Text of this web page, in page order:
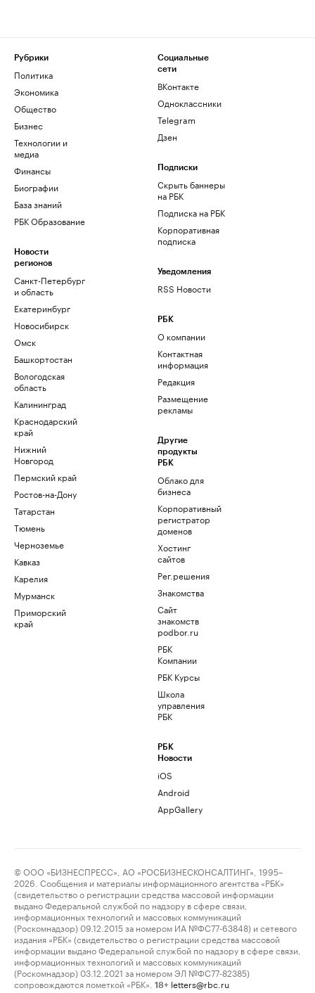
Рубрики
Политика
Экономика
Общество
Бизнес
Технологии и
медиа
Финансы
Биографии
База знаний
РБК Образование
Новости
регионов
Санкт-Петербург
и область
Екатеринбург
Новосибирск
Омск
Башкортостан
Вологодская
область
Калининград
Краснодарский
край
Нижний
Новгород
Пермский край
Ростов-на-Дону
Татарстан
Тюмень
Черноземье
Кавказ
Карелия
Мурманск
Приморский
край
Социальные
сети
ВКонтакте
Одноклассники
Telegram
Дзен
Подписки
Скрыть баннеры
на РБК
Подписка на РБК
Корпоративная
подписка
Уведомления
RSS Новости
РБК
О компании
Контактная
информация
Редакция
Размещение
рекламы
Другие
продукты
РБК
Облако для
бизнеса
Корпоративный
регистратор
доменов
Хостинг
сайтов
Рег.решения
Знакомства
Сайт
знакомств
podbor.ru
РБК
Компании
РБК Курсы
Школа
управления
РБК
РБК
Новости
iOS
Android
AppGallery
© ООО «БИЗНЕСПРЕСС», АО «РОСБИЗНЕСКОНСАЛТИНГ», 1995–
2026. Сообщения и материалы информационного агентства «РБК»
(свидетельство о регистрации средства массовой информации
выдано Федеральной службой по надзору в сфере связи,
информационных технологий и массовых коммуникаций
(Роскомнадзор) 09.12.2015 за номером ИА №ФС77-63848) и сетевого
издания «РБК» (свидетельство о регистрации средства массовой
информации выдано Федеральной службой по надзору в сфере связи,
информационных технологий и массовых коммуникаций
(Роскомнадзор) 03.12.2021 за номером ЭЛ №ФС77-82385)
сопровождаются пометкой «РБК».
18+ letters@rbc.ru